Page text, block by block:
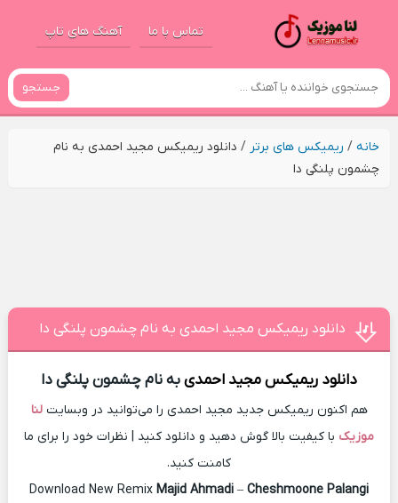
تماس با ما آهنگ های تاپ
جستجو
خانه/ ریمیکس های برتر / دانلود ریمیکس مجید احمدی به نام
چشمون پلنگی دا
دانلود ریمیکس مجید احمدی به نام چشمون پلنگی دا
دانلود ریمیکسمجید احمدیبه نام چشمون پلنگی دا
هم اکنون ریمیکس جدید مجید احمدی را می‌توانید در وبسایتلنا
موزیک با کیفیت بالا گوش دهید و دانلود کنید | نظرات خود را برای ما
کامنت کنید.
Download New Remix Majid Ahmadi – Cheshmoone Palangi